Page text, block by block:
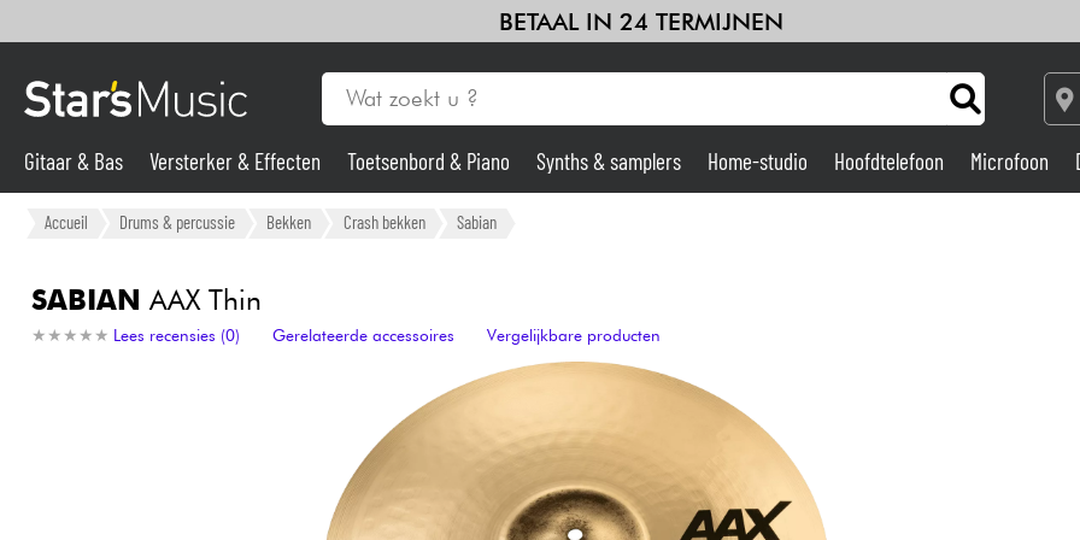
BETAAL IN 24 TERMIJNEN
Gitaar & Bas
Synths & samplers
Drums & percussie
Kinderen
Gitaar & Bas Versterker & Effecten Toetsenbord & Piano Synths & samplers Home-studio Hoofdtelefoon Microfoon
Accueil Drums & percussie Bekken Crash bekken Sabian
SABIAN AAX Thin
★ ★ ★ ★ ★
★ ★ ★ ★ ★ Lees recensies (0) Gerelateerde accessoires Vergelijkbare producten